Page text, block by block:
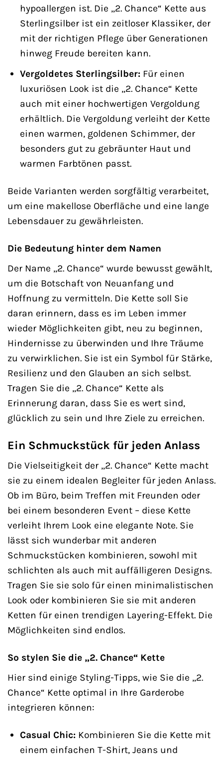
hypoallergen ist. Die „2. Chance“ Kette aus
Sterlingsilber ist ein zeitloser Klassiker, der
mit der richtigen Pflege über Generationen
hinweg Freude bereiten kann.
Vergoldetes Sterlingsilber:Für einen
luxuriösen Look ist die „2. Chance“ Kette
auch mit einer hochwertigen Vergoldung
erhältlich. Die Vergoldung verleiht der Kette
einen warmen, goldenen Schimmer, der
besonders gut zu gebräunter Haut und
warmen Farbtönen passt.
Beide Varianten werden sorgfältig verarbeitet,
um eine makellose Oberfläche und eine lange
Lebensdauer zu gewährleisten.
Die Bedeutung hinter dem Namen
Der Name „2. Chance“ wurde bewusst gewählt,
um die Botschaft von Neuanfang und
Hoffnung zu vermitteln. Die Kette soll Sie
daran erinnern, dass es im Leben immer
wieder Möglichkeiten gibt, neu zu beginnen,
Hindernisse zu überwinden und Ihre Träume
zu verwirklichen. Sie ist ein Symbol für Stärke,
Resilienz und den Glauben an sich selbst.
Tragen Sie die „2. Chance“ Kette als
Erinnerung daran, dass Sie es wert sind,
glücklich zu sein und Ihre Ziele zu erreichen.
Ein Schmuckstück für jeden Anlass
Die Vielseitigkeit der „2. Chance“ Kette macht
sie zu einem idealen Begleiter für jeden Anlass.
Ob im Büro, beim Treffen mit Freunden oder
bei einem besonderen Event – diese Kette
verleiht Ihrem Look eine elegante Note. Sie
lässt sich wunderbar mit anderen
Schmuckstücken kombinieren, sowohl mit
schlichten als auch mit auffälligeren Designs.
Tragen Sie sie solo für einen minimalistischen
Look oder kombinieren Sie sie mit anderen
Ketten für einen trendigen Layering-Effekt. Die
Möglichkeiten sind endlos.
So stylen Sie die „2. Chance“ Kette
Hier sind einige Styling-Tipps, wie Sie die „2.
Chance“ Kette optimal in Ihre Garderobe
integrieren können:
Casual Chic:Kombinieren Sie die Kette mit
einem einfachen T-Shirt, Jeans und